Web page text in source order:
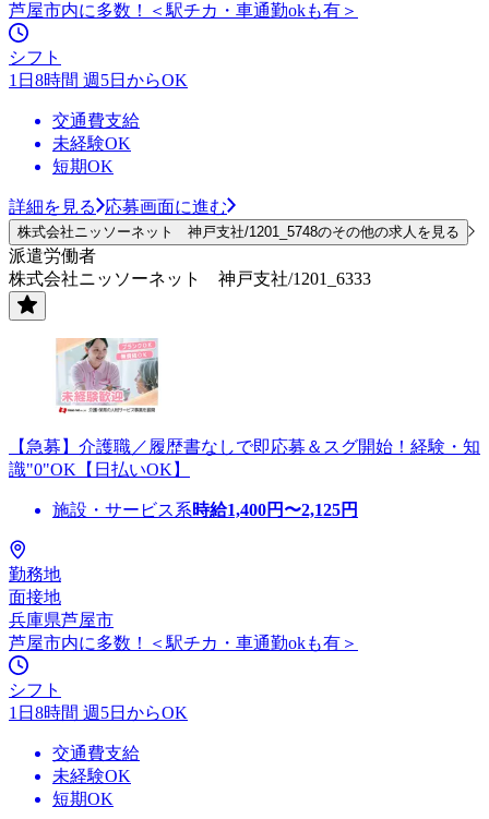
芦屋市内に多数！＜駅チカ・車通勤okも有＞
シフト
1日8時間 週5日からOK
交通費支給
未経験OK
短期OK
詳細を見る 応募画面に進む
株式会社ニッソーネット 神戸支社/1201_5748のその他の求人を見る
派遣労働者
株式会社ニッソーネット 神戸支社/1201_6333
【急募】介護職／履歴書なしで即応募＆スグ開始！経験・知
識"0"OK【日払いOK】
施設・サービス系時給1,400円〜2,125円
勤務地
面接地
兵庫県芦屋市
芦屋市内に多数！＜駅チカ・車通勤okも有＞
シフト
1日8時間 週5日からOK
交通費支給
未経験OK
短期OK